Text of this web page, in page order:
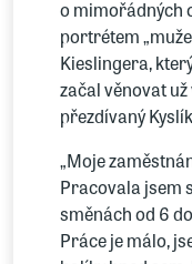
o mimořádných
portrétem
Kieslingera,
začal věnovat
přezdívaný
„Moje
Pracovala jsem
směnách od 6
Práce je málo,